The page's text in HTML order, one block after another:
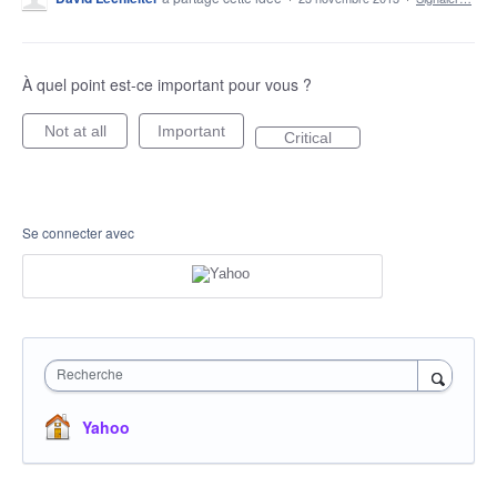
À quel point est-ce important pour vous ?
Not at all Important Critical
Se connecter avec
Recherche
Yahoo